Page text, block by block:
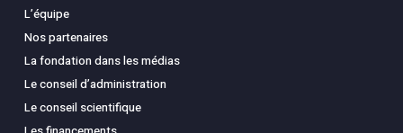
L’équipe
Nos partenaires
La fondation dans les médias
Le conseil d’administration
Le conseil scientifique